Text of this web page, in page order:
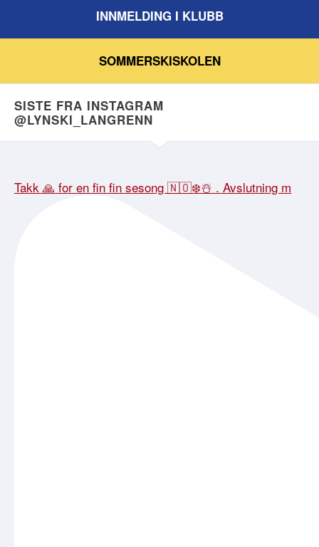
INNMELDING I KLUBB
SOMMERSKISKOLEN
SISTE FRA INSTAGRAM
@LYNSKI_LANGRENN
Takk 🙏 for en fin fin sesong 🇳🇴❄️☃️ . Avslutning m